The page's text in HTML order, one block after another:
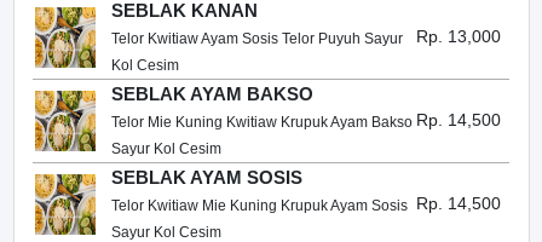
SEBLAK KANAN
Telor Kwitiaw Ayam Sosis Telor Puyuh Sayur
Kol Cesim
Rp. 13,000
SEBLAK AYAM BAKSO
Telor Mie Kuning Kwitiaw Krupuk Ayam Bakso
Sayur Kol Cesim
Rp. 14,500
SEBLAK AYAM SOSIS
Telor Kwitiaw Mie Kuning Krupuk Ayam Sosis
Sayur Kol Cesim
Rp. 14,500